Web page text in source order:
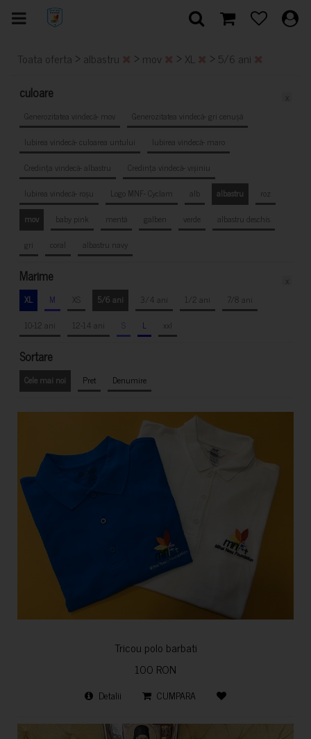
Toata oferta > albastru > mov > XL > 5/6 ani
culoare
Generozitatea vindecă- mov
Generozitatea vindecă- gri cenușă
Iubirea vindecă- culoarea untului
Iubirea vindecă- maro
Credința vindecă- albastru
Credința vindecă- vișiniu
Iubirea vindecă- roșu
Logo MNF- Cyclam alb albastru
roz
mov
baby pink mentă galben verde
albastru deschis
gri
coral albastru navy
Marime
XL M XS 5/6 ani 3/4 ani 1/2 ani
7/8 ani
10-12 ani
12-14 ani S L xxl
Sortare
Cele mai noi Pret Denumire
Tricou polo barbati
100 RON
Detalii CUMPARA